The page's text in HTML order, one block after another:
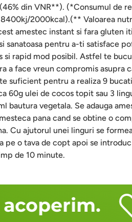
din VNR**). (*Consumul de
2000kcal).(** Valoarea
amestec instant si fara gluten
sanatoasa pentru a-ti satisface
si rapid mod posibil. Astfel te
a face vreun compromis asupra
suficient pentru a realiza 9
60g ulei de cocos topit sau 3
bautura vegetala. Se adauga
pana cand se obtine o
Cu ajutorul unei linguri se
pe o tava de copt apoi se
de 10 minute.